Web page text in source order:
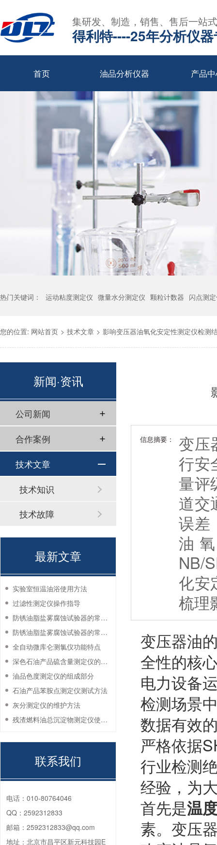
集研发、制造，销售、售后一站
得利特----25年分析仪
首页 油品分析仪器 产品
热门关键词： 运动粘度测定仪 微量水分测定仪 颗粒计数器 闪点测
您的位置: 网站首页 > 技术文章 > 影响变压器油氧化安定性测定仪检测
信息摘要：
变压
行安
量评
道交
误差
油
NB/
化安
梳理
变压器油
全性的核
电力设备
检测场景
数据有效
严格依据
行业检测
经验，为
首先是温
素。变压
新闻·资讯
公司新闻
合作案例
技术文章
技术知识
技术故障
最新文章
实验室恒温油浴使用方法
过滤性测定仪操作指导
防锈油脂盐雾腐蚀试验器的常见故障与解决方法
防锈油脂盐雾腐蚀试验器的常见故障与解决方法
全自动微库仑测氯仪功能特点
深色石油产品硫含量测定仪的工作环境要求
油品色度测定仪的组成部分
石油产品苯胺点测定仪测试方法
灰分测定仪的维护方法
残渣燃料油总沉淀物测定仪使用注意事项
联系我们
电话： 010-80764046
QQ： 2592312833
邮箱： 2592312833@qq.com
地址： 北京市昌平区新元科技园E